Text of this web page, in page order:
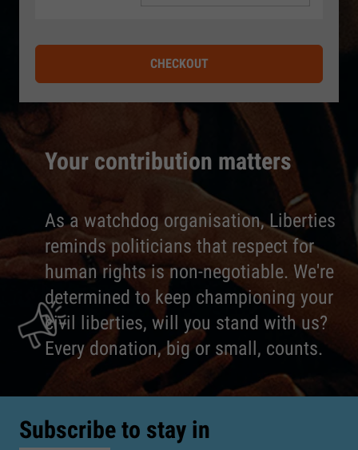
Your contribution matters
As a watchdog organisation, Liberties
reminds politicians that respect for
human rights is non-negotiable. We're
determined to keep championing your
civil liberties, will you stand with us?
Every donation, big or small, counts.
CHECKOUT
Subscribe to stay in